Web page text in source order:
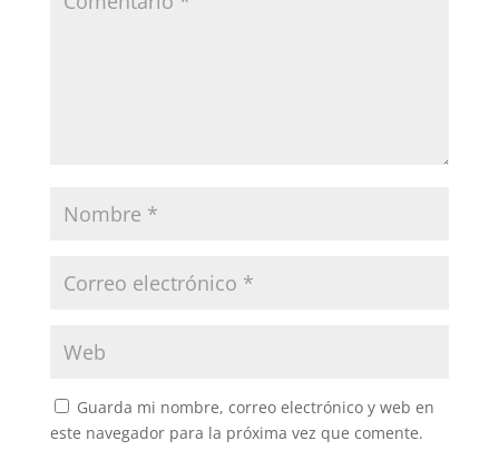
Guarda mi nombre, correo electrónico y web en
este navegador para la próxima vez que comente.